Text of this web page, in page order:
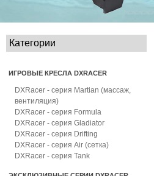
Категории
ИГРОВЫЕ КРЕСЛА DXRACER
DXRacer - серия Martian (массаж,
вентиляция)
DXRacer - серия Formula
DXRacer - серия Gladiator
DXRacer - серия Drifting
DXRacer - серия Air (сетка)
DXRacer - серия Tank